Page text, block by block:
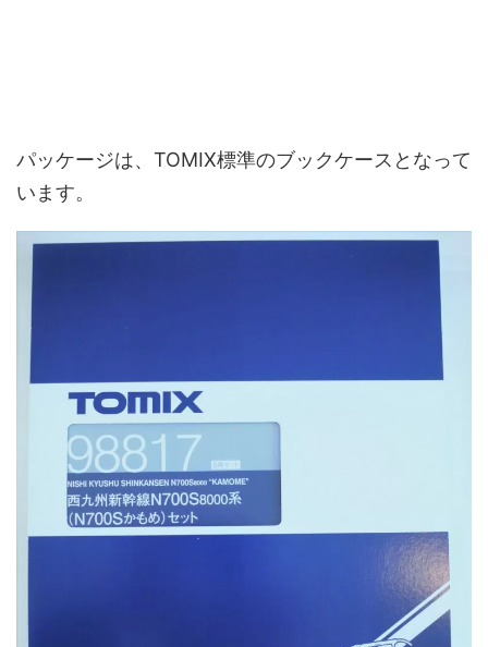
パッケージは、TOMIX標準のブックケースとなって
います。